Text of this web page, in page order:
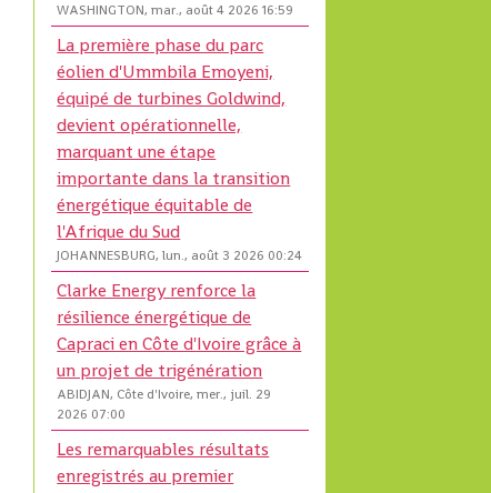
WASHINGTON, mar., août 4 2026 16:59
La première phase du parc
éolien d'Ummbila Emoyeni,
équipé de turbines Goldwind,
devient opérationnelle,
marquant une étape
importante dans la transition
énergétique équitable de
l'Afrique du Sud
JOHANNESBURG, lun., août 3 2026 00:24
Clarke Energy renforce la
résilience énergétique de
Capraci en Côte d'Ivoire grâce à
un projet de trigénération
ABIDJAN, Côte d'Ivoire, mer., juil. 29
2026 07:00
Les remarquables résultats
enregistrés au premier